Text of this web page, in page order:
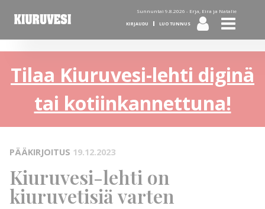
Sunnuntai 9.8.2026 - Erja, Eira ja Natalie
KIRJAUDU LUO TUNNUS
Tilaa Kiuruvesi-lehti diginä
tai kotiinkannettuna!
PÄÄKIRJOITUS 19.12.2023
Kiuruvesi-lehti on
kiuruvetisiä varten